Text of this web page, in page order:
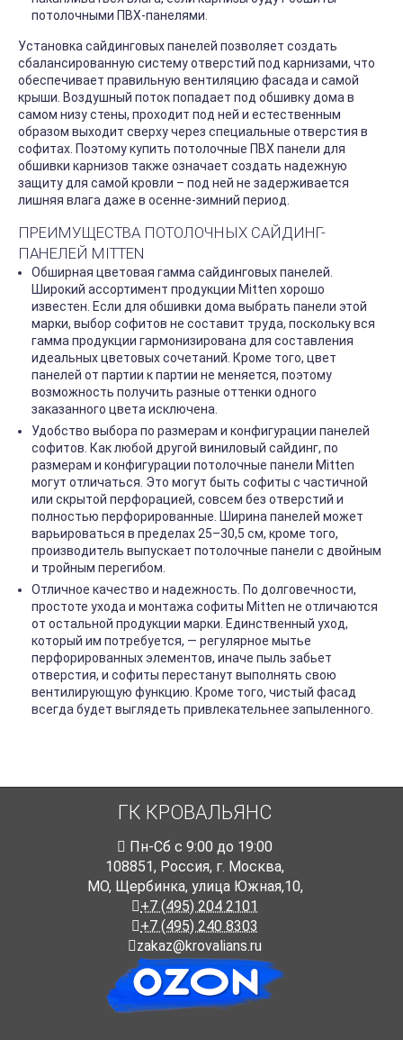
потолочными ПВХ-панелями.
Установка сайдинговых панелей позволяет создать
сбалансированную систему отверстий под карнизами, что
обеспечивает правильную вентиляцию фасада и самой
крыши. Воздушный поток попадает под обшивку дома в
самом низу стены, проходит под ней и естественным
образом выходит сверху через специальные отверстия в
софитах. Поэтому купить потолочные ПВХ панели для
обшивки карнизов также означает создать надежную
защиту для самой кровли – под ней не задерживается
лишняя влага даже в осенне-зимний период.
ПРЕИМУЩЕСТВА ПОТОЛОЧНЫХ САЙДИНГ-
ПАНЕЛЕЙ MITTEN
Обширная цветовая гамма сайдинговых панелей.
Широкий ассортимент продукции Mitten хорошо
известен. Если для обшивки дома выбрать панели этой
марки, выбор софитов не составит труда, поскольку вся
гамма продукции гармонизирована для составления
идеальных цветовых сочетаний. Кроме того, цвет
панелей от партии к партии не меняется, поэтому
возможность получить разные оттенки одного
заказанного цвета исключена.
Удобство выбора по размерам и конфигурации панелей
софитов. Как любой другой виниловый сайдинг, по
размерам и конфигурации потолочные панели Mitten
могут отличаться. Это могут быть софиты с частичной
или скрытой перфорацией, совсем без отверстий и
полностью перфорированные. Ширина панелей может
варьироваться в пределах 25–30,5 см, кроме того,
производитель выпускает потолочные панели с двойным
и тройным перегибом.
Отличное качество и надежность. По долговечности,
простоте ухода и монтажа софиты Mitten не отличаются
от остальной продукции марки. Единственный уход,
который им потребуется, — регулярное мытье
перфорированных элементов, иначе пыль забьет
отверстия, и софиты перестанут выполнять свою
вентилирующую функцию. Кроме того, чистый фасад
всегда будет выглядеть привлекательнее запыленного.
ГК КРОВАЛЬЯНС
Пн-Cб с 9:00 до 19:00
108851, Россия, г. Москва,
МО, Щербинка, улица Южная,10,
+7 (495) 204 2101
+7 (495) 240 8303
zakaz@krovalians.ru